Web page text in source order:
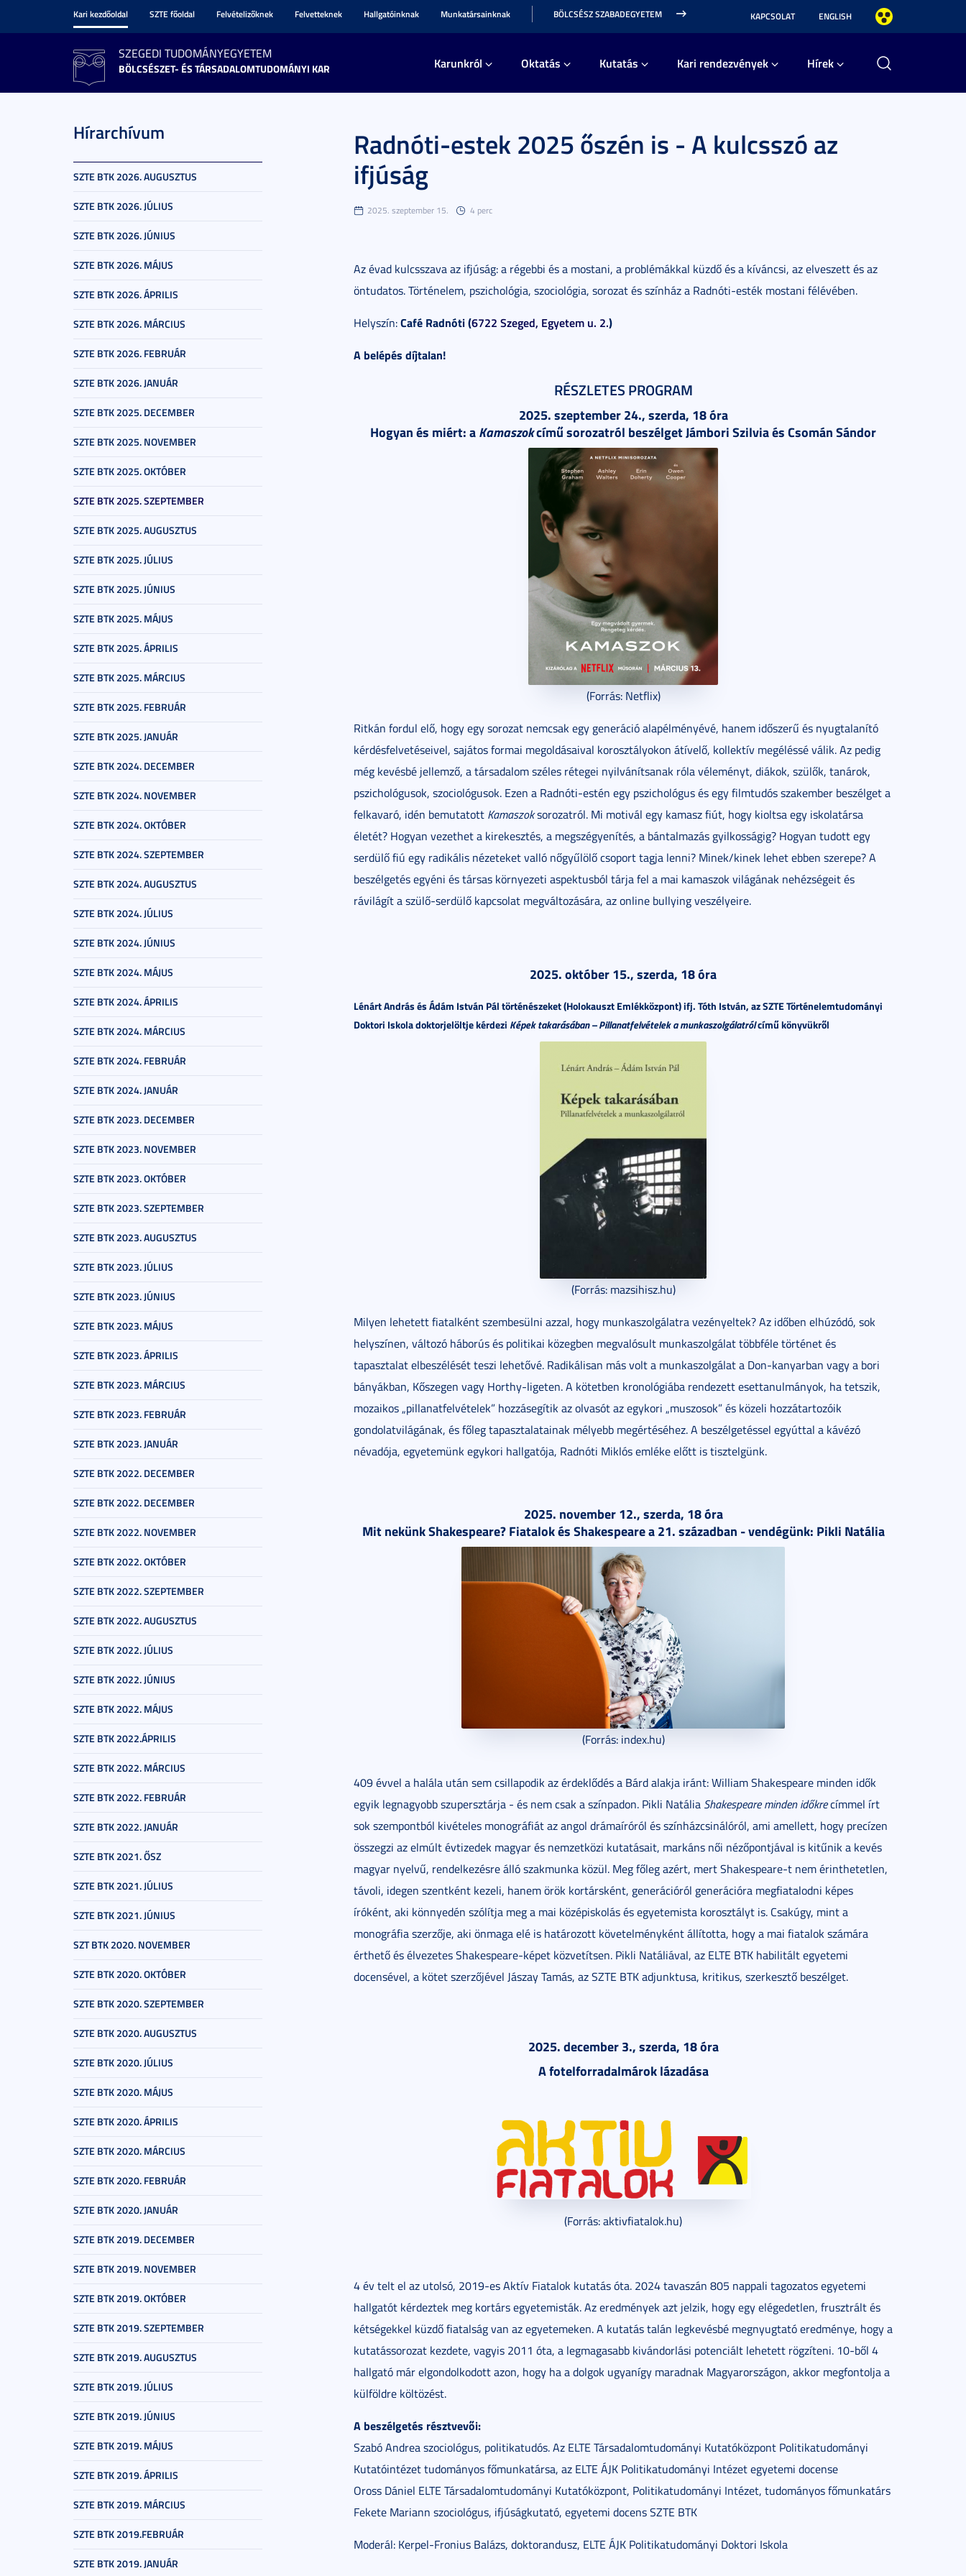
Kari kezdőoldal SZTE főoldal Felvételizőknek Felvetteknek Hallgatóinknak Munkatársainknak BÖLCSÉSZ SZABADEGYETEM KAPCSOLAT ENGLISH
SZEGEDI TUDOMÁNYEGYETEM
BÖLCSÉSZET- ÉS TÁRSADALOMTUDOMÁNYI KAR Karunkról Oktatás Kutatás Kari rendezvények Hírek
Hírarchívum
SZTE BTK 2026. AUGUSZTUS
SZTE BTK 2026. JÚLIUS
SZTE BTK 2026. JÚNIUS
SZTE BTK 2026. MÁJUS
SZTE BTK 2026. ÁPRILIS
SZTE BTK 2026. MÁRCIUS
SZTE BTK 2026. FEBRUÁR
SZTE BTK 2026. JANUÁR
SZTE BTK 2025. DECEMBER
SZTE BTK 2025. NOVEMBER
SZTE BTK 2025. OKTÓBER
SZTE BTK 2025. SZEPTEMBER
SZTE BTK 2025. AUGUSZTUS
SZTE BTK 2025. JÚLIUS
SZTE BTK 2025. JÚNIUS
SZTE BTK 2025. MÁJUS
SZTE BTK 2025. ÁPRILIS
SZTE BTK 2025. MÁRCIUS
SZTE BTK 2025. FEBRUÁR
SZTE BTK 2025. JANUÁR
SZTE BTK 2024. DECEMBER
SZTE BTK 2024. NOVEMBER
SZTE BTK 2024. OKTÓBER
SZTE BTK 2024. SZEPTEMBER
SZTE BTK 2024. AUGUSZTUS
SZTE BTK 2024. JÚLIUS
SZTE BTK 2024. JÚNIUS
SZTE BTK 2024. MÁJUS
SZTE BTK 2024. ÁPRILIS
SZTE BTK 2024. MÁRCIUS
SZTE BTK 2024. FEBRUÁR
SZTE BTK 2024. JANUÁR
SZTE BTK 2023. DECEMBER
SZTE BTK 2023. NOVEMBER
SZTE BTK 2023. OKTÓBER
SZTE BTK 2023. SZEPTEMBER
SZTE BTK 2023. AUGUSZTUS
SZTE BTK 2023. JÚLIUS
SZTE BTK 2023. JÚNIUS
SZTE BTK 2023. MÁJUS
SZTE BTK 2023. ÁPRILIS
SZTE BTK 2023. MÁRCIUS
SZTE BTK 2023. FEBRUÁR
SZTE BTK 2023. JANUÁR
SZTE BTK 2022. DECEMBER
SZTE BTK 2022. DECEMBER
SZTE BTK 2022. NOVEMBER
SZTE BTK 2022. OKTÓBER
SZTE BTK 2022. SZEPTEMBER
SZTE BTK 2022. AUGUSZTUS
SZTE BTK 2022. JÚLIUS
SZTE BTK 2022. JÚNIUS
SZTE BTK 2022. MÁJUS
SZTE BTK 2022.ÁPRILIS
SZTE BTK 2022. MÁRCIUS
SZTE BTK 2022. FEBRUÁR
SZTE BTK 2022. JANUÁR
SZTE BTK 2021. ŐSZ
SZTE BTK 2021. JÚLIUS
SZTE BTK 2021. JÚNIUS
SZT BTK 2020. NOVEMBER
SZTE BTK 2020. OKTÓBER
SZTE BTK 2020. SZEPTEMBER
SZTE BTK 2020. AUGUSZTUS
SZTE BTK 2020. JÚLIUS
SZTE BTK 2020. MÁJUS
SZTE BTK 2020. ÁPRILIS
SZTE BTK 2020. MÁRCIUS
SZTE BTK 2020. FEBRUÁR
SZTE BTK 2020. JANUÁR
SZTE BTK 2019. DECEMBER
SZTE BTK 2019. NOVEMBER
SZTE BTK 2019. OKTÓBER
SZTE BTK 2019. SZEPTEMBER
SZTE BTK 2019. AUGUSZTUS
SZTE BTK 2019. JÚLIUS
SZTE BTK 2019. JÚNIUS
SZTE BTK 2019. MÁJUS
SZTE BTK 2019. ÁPRILIS
SZTE BTK 2019. MÁRCIUS
SZTE BTK 2019.FEBRUÁR
SZTE BTK 2019. JANUÁR
Radnóti-estek 2025 őszén is - A kulcsszó az
ifjúság
2025. szeptember 15. 4 perc
Az évad kulcsszava az ifjúság: a régebbi és a mostani, a problémákkal küzdő és a kíváncsi, az elveszett és az
öntudatos. Történelem, pszichológia, szociológia, sorozat és színház a Radnóti-esték mostani félévében.
Helyszín:Café Radnóti (6722 Szeged, Egyetem u. 2.)
A belépés díjtalan!
RÉSZLETES PROGRAM
2025. szeptember 24., szerda, 18 óra
Hogyan és miért: aKamaszokcímű sorozatról beszélget Jámbori Szilvia és Csomán Sándor
(Forrás: Netflix)
Ritkán fordul elő, hogy egy sorozat nemcsak egy generáció alapélményévé, hanem időszerű és nyugtalanító
kérdésfelvetéseivel, sajátos formai megoldásaival korosztályokon átívelő, kollektív megéléssé válik. Az pedig
még kevésbé jellemző, a társadalom széles rétegei nyilvánítsanak róla véleményt, diákok, szülők, tanárok,
pszichológusok, szociológusok. Ezen a Radnóti-estén egy pszichológus és egy filmtudós szakember beszélget a
felkavaró, idén bemutatott Kamaszoksorozatról. Mi motivál egy kamasz fiút, hogy kioltsa egy iskolatársa
életét? Hogyan vezethet a kirekesztés, a megszégyenítés, a bántalmazás gyilkosságig? Hogyan tudott egy
serdülő fiú egy radikális nézeteket valló nőgyűlölő csoport tagja lenni? Minek/kinek lehet ebben szerepe? A
beszélgetés egyéni és társas környezeti aspektusból tárja fel a mai kamaszok világának nehézségeit és
rávilágít a szülő-serdülő kapcsolat megváltozására, az online bullying veszélyeire.
2025. október 15., szerda, 18 óra
Lénárt András és Ádám István Pál történészeket (Holokauszt Emlékközpont) ifj. Tóth István, az SZTE Történelemtudományi
Doktori Iskola doktorjelöltje kérdezi Képek takarásában – Pillanatfelvételek a munkaszolgálatrólcímű könyvükről
(Forrás: mazsihisz.hu)
Milyen lehetett fiatalként szembesülni azzal, hogy munkaszolgálatra vezényeltek? Az időben elhúzódó, sok
helyszínen, változó háborús és politikai közegben megvalósult munkaszolgálat többféle történet és
tapasztalat elbeszélését teszi lehetővé. Radikálisan más volt a munkaszolgálat a Don-kanyarban vagy a bori
bányákban, Kőszegen vagy Horthy-ligeten. A kötetben kronológiába rendezett esettanulmányok, ha tetszik,
mozaikos „pillanatfelvételek” hozzásegítik az olvasót az egykori „muszosok” és közeli hozzátartozóik
gondolatvilágának, és főleg tapasztalatainak mélyebb megértéséhez. A beszélgetéssel egyúttal a kávézó
névadója, egyetemünk egykori hallgatója, Radnóti Miklós emléke előtt is tisztelgünk.
2025. november 12., szerda, 18 óra
Mit nekünk Shakespeare? Fiatalok és Shakespeare a 21. században - vendégünk: Pikli Natália
(Forrás: index.hu)
409 évvel a halála után sem csillapodik az érdeklődés a Bárd alakja iránt: William Shakespeare minden idők
egyik legnagyobb szupersztárja - és nem csak a színpadon. Pikli Natália Shakespeare minden időkrecímmel írt
sok szempontból kivételes monográfiát az angol drámaíróról és színházcsinálóról, ami amellett, hogy precízen
összegzi az elmúlt évtizedek magyar és nemzetközi kutatásait, markáns női nézőpontjával is kitűnik a kevés
magyar nyelvű, rendelkezésre álló szakmunka közül. Meg főleg azért, mert Shakespeare-t nem érinthetetlen,
távoli, idegen szentként kezeli, hanem örök kortársként, generációról generációra megfiatalodni képes
íróként, aki könnyedén szólítja meg a mai középiskolás és egyetemista korosztályt is. Csakúgy, mint a
monográfia szerzője, aki önmaga elé is határozott követelményként állította, hogy a mai fiatalok számára
érthető és élvezetes Shakespeare-képet közvetítsen. Pikli Natáliával, az ELTE BTK habilitált egyetemi
docensével, a kötet szerzőjével Jászay Tamás, az SZTE BTK adjunktusa, kritikus, szerkesztő beszélget.
2025. december 3., szerda, 18 óra
A fotelforradalmárok lázadása
(Forrás: aktivfiatalok.hu)
4 év telt el az utolsó, 2019-es Aktív Fiatalok kutatás óta. 2024 tavaszán 805 nappali tagozatos egyetemi
hallgatót kérdeztek meg kortárs egyetemisták. Az eredmények azt jelzik, hogy egy elégedetlen, frusztrált és
kétségekkel küzdő fiatalság van az egyetemeken. A kutatás talán legkevésbé megnyugtató eredménye, hogy a
kutatássorozat kezdete, vagyis 2011 óta, a legmagasabb kivándorlási potenciált lehetett rögzíteni. 10-ből 4
hallgató már elgondolkodott azon, hogy ha a dolgok ugyanígy maradnak Magyarországon, akkor megfontolja a
külföldre költözést.
A beszélgetés résztvevői:
Szabó Andrea szociológus, politikatudós. Az ELTE Társadalomtudományi Kutatóközpont Politikatudományi
Kutatóintézet tudományos főmunkatársa, az ELTE ÁJK Politikatudományi Intézet egyetemi docense
Oross Dániel ELTE Társadalomtudományi Kutatóközpont, Politikatudományi Intézet, tudományos főmunkatárs
Fekete Mariann szociológus, ifjúságkutató, egyetemi docens SZTE BTK
Moderál: Kerpel-Fronius Balázs, doktorandusz, ELTE ÁJK Politikatudományi Doktori Iskola